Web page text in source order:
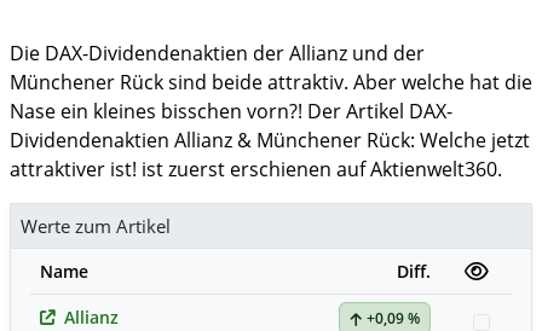
Die DAX-Dividendenaktien der Allianz und der
Münchener Rück sind beide attraktiv. Aber welche hat die
Nase ein kleines bisschen vorn?! Der Artikel DAX-
Dividendenaktien Allianz & Münchener Rück: Welche jetzt
attraktiver ist! ist zuerst erschienen auf Aktienwelt360.
Werte zum Artikel
Name
Diff.
Allianz
+0,09 %